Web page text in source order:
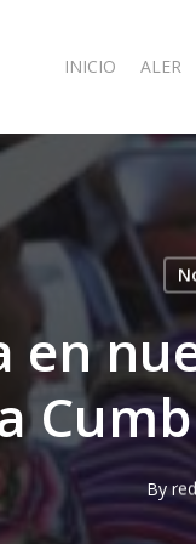
INICIO ALER
en
By